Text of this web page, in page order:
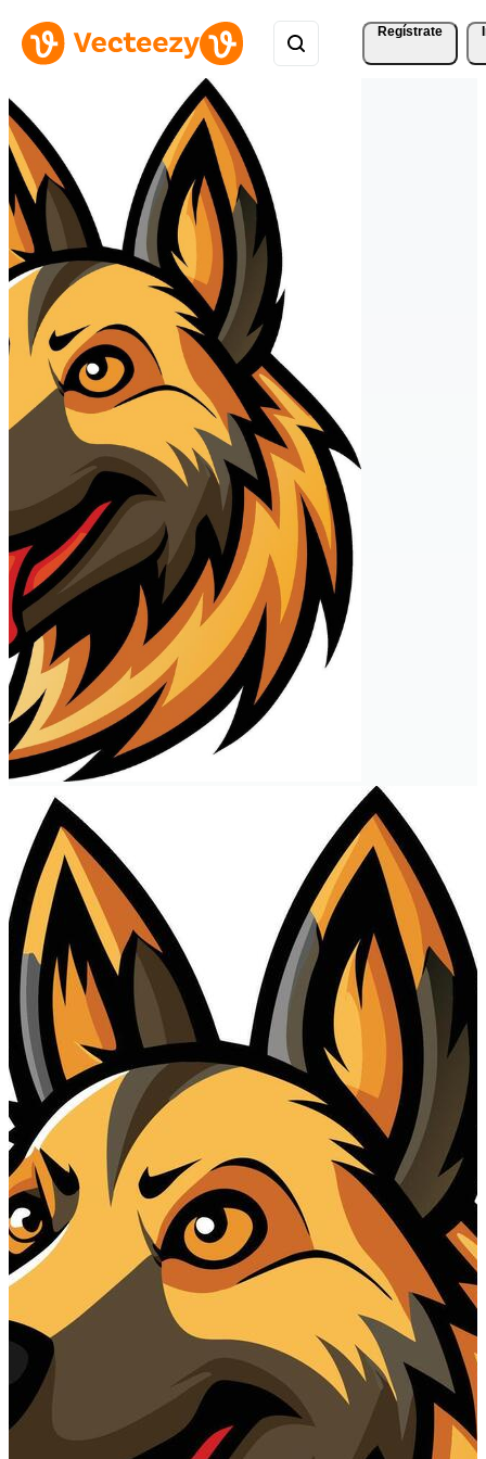
Regístrate